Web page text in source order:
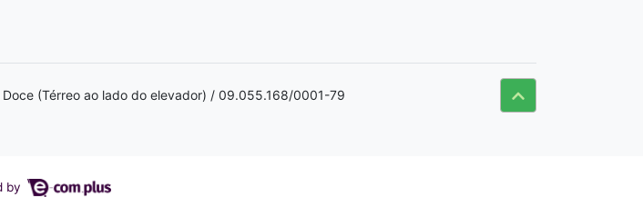
(Térreo ao lado do elevador) / 09.055.168/0001-79
by